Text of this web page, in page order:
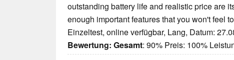
outstanding battery life and realistic price are
enough important features that you won't feel
Einzeltest, online verfügbar, Lang, Datum:
Bewertung: Gesamt: 90% Preis: 100%